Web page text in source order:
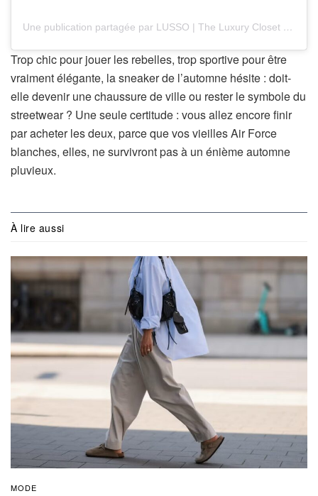
Une publication partagée par LUSSO | The Luxury Closet (@thelussocloset)
Trop chic pour jouer les rebelles, trop sportive pour être
vraiment élégante, la sneaker de l’automne hésite : doit-
elle devenir une chaussure de ville ou rester le symbole du
streetwear ? Une seule certitude : vous allez encore finir
par acheter les deux, parce que vos vieilles Air Force
blanches, elles, ne survivront pas à un énième automne
pluvieux.
À lire aussi
MODE